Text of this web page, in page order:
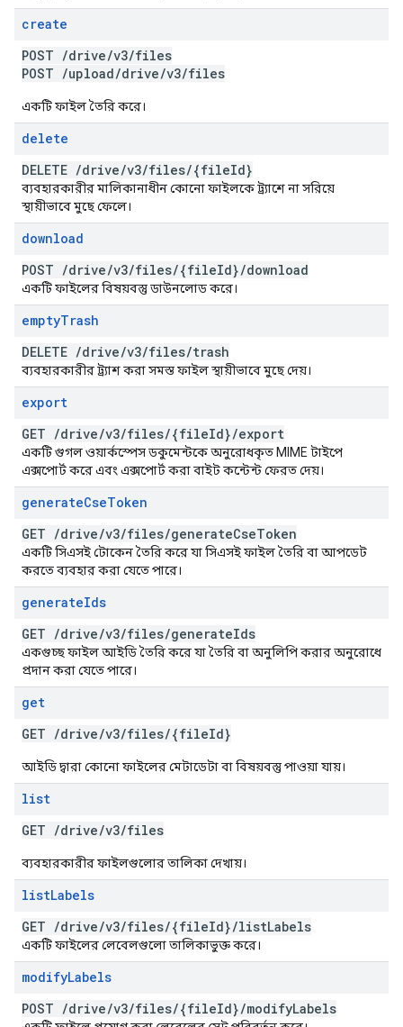
create
POST /drive/v3/files
POST /upload/drive/v3/files
একটি ফাইল তৈরি করে।
delete
DELETE /drive/v3/files/{fileId}
ব্যবহারকারীর মালিকানাধীন কোনো ফাইলকে ট্র্যাশে না সরিয়ে
স্থায়ীভাবে মুছে ফেলে।
download
POST /drive/v3/files/{fileId}/download
একটি ফাইলের বিষয়বস্তু ডাউনলোড করে।
emptyTrash
DELETE /drive/v3/files/trash
ব্যবহারকারীর ট্র্যাশ করা সমস্ত ফাইল স্থায়ীভাবে মুছে দেয়।
export
GET /drive/v3/files/{fileId}/export
একটি গুগল ওয়ার্কস্পেস ডকুমেন্টকে অনুরোধকৃত MIME টাইপে
এক্সপোর্ট করে এবং এক্সপোর্ট করা বাইট কন্টেন্ট ফেরত দেয়।
generateCseToken
GET /drive/v3/files/generateCseToken
একটি সিএসই টোকেন তৈরি করে যা সিএসই ফাইল তৈরি বা আপডেট
করতে ব্যবহার করা যেতে পারে।
generateIds
GET /drive/v3/files/generateIds
একগুচ্ছ ফাইল আইডি তৈরি করে যা তৈরি বা অনুলিপি করার অনুরোধে
প্রদান করা যেতে পারে।
get
GET /drive/v3/files/{fileId}
আইডি দ্বারা কোনো ফাইলের মেটাডেটা বা বিষয়বস্তু পাওয়া যায়।
list
GET /drive/v3/files
ব্যবহারকারীর ফাইলগুলোর তালিকা দেখায়।
listLabels
GET /drive/v3/files/{fileId}/listLabels
একটি ফাইলের লেবেলগুলো তালিকাভুক্ত করে।
modifyLabels
POST /drive/v3/files/{fileId}/modifyLabels